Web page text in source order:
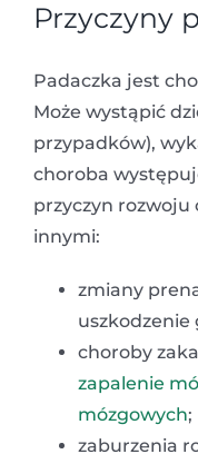
Przyczyny
Padaczka jest
Może wystąpić
przypadków),
choroba
przyczyn rozwoju
innymi:
zmiany
uszkodzenie
choroby
zapalenie
mózgowych;
zaburzenia